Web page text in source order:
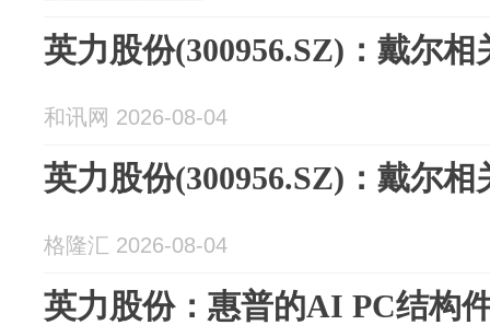
英力股份(300956.SZ)：戴尔
和讯网 2026-08-04
英力股份(300956.SZ)：戴尔
格隆汇 2026-08-04
英力股份：惠普的AI PC结构